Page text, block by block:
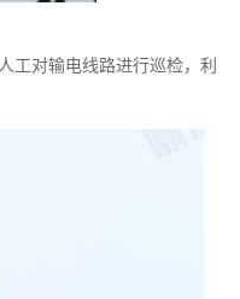
工对输电线路进行巡检，利